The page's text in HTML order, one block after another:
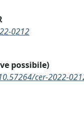
0212
possibile)
cer-2022-